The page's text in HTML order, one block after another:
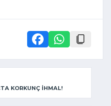
KORKUNÇ İHMAL!